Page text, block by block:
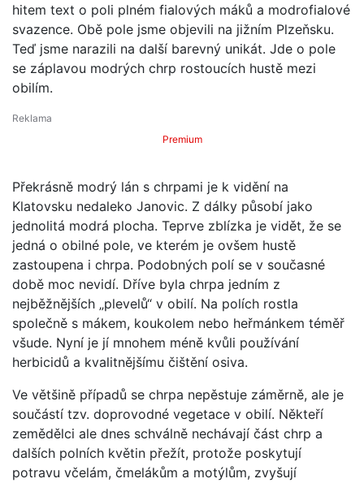
hitem text o poli plném fialových máků a modrofialové
svazence. Obě pole jsme objevili na jižním Plzeňsku.
Teď jsme narazili na další barevný unikát. Jde o pole
se záplavou modrých chrp rostoucích hustě mezi
obilím.
Premium
Překrásně modrý lán s chrpami je k vidění na
Klatovsku nedaleko Janovic. Z dálky působí jako
jednolitá modrá plocha. Teprve zblízka je vidět, že se
jedná o obilné pole, ve kterém je ovšem hustě
zastoupena i chrpa. Podobných polí se v současné
době moc nevidí. Dříve byla chrpa jedním z
nejběžnějších „plevelů“ v obilí. Na polích rostla
společně s mákem, koukolem nebo heřmánkem téměř
všude. Nyní je jí mnohem méně kvůli používání
herbicidů a kvalitnějšímu čištění osiva.
Ve většině případů se chrpa nepěstuje záměrně, ale je
součástí tzv. doprovodné vegetace v obilí. Někteří
zemědělci ale dnes schválně nechávají část chrp a
dalších polních květin přežít, protože poskytují
potravu včelám, čmelákům a motýlům, zvyšují